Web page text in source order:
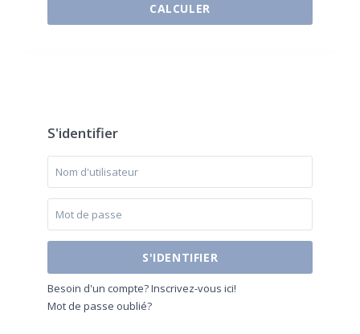
CALCULER
$500 / month
S'identifier
S'IDENTIFIER
Besoin d'un compte? Inscrivez-vous ici!
Mot de passe oublié?